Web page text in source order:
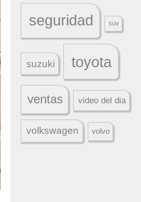
seguridad suv
suzuki toyota
ventas video del dia
volkswagen volvo